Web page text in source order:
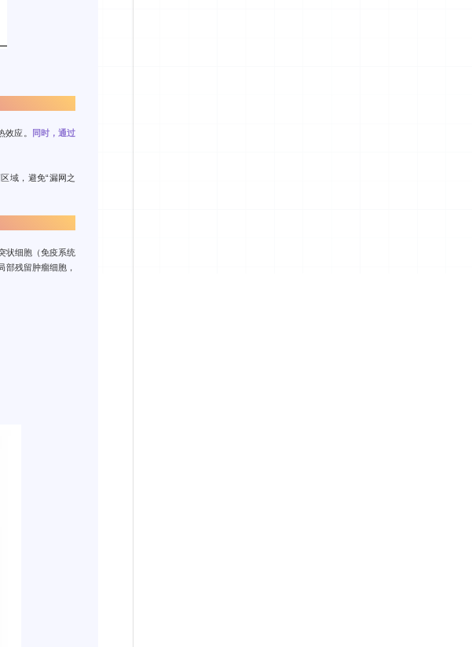
应。
同时，通过
域，避免“漏网之
状细胞（免疫系统
部残留肿瘤细胞，